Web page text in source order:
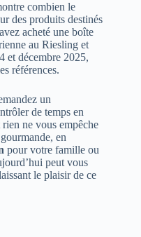
combien le
des produits destinés
acheté une boîte
au Riesling et
et décembre 2025,
références.
un
de temps en
rien ne vous empêche
en
pour votre famille ou
peut vous
le plaisir de ce